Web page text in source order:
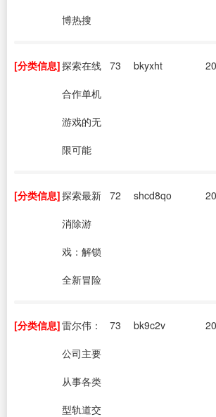
博热搜
[分类信息]探索在线
合作单机
游戏的无
限可能
73 bkyxht
[分类信息]探索最新
消除游
戏：解锁
全新冒险
72 shcd8qo
[分类信息]雷尔伟：
公司主要
从事各类
型轨道交
73 bk9c2v